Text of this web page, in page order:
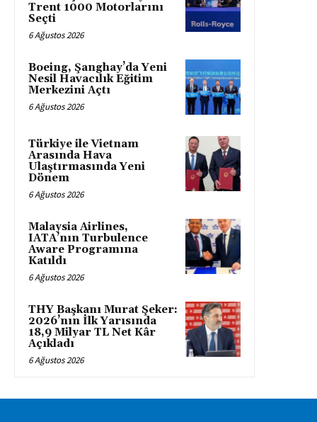
Trent 1000 Motorlarını
Seçti
6 Ağustos 2026
Boeing, Şanghay’da Yeni
Nesil Havacılık Eğitim
Merkezini Açtı
6 Ağustos 2026
Türkiye ile Vietnam
Arasında Hava
Ulaştırmasında Yeni
Dönem
6 Ağustos 2026
Malaysia Airlines,
IATA’nın Turbulence
Aware Programına
Katıldı
6 Ağustos 2026
THY Başkanı Murat Şeker:
2026’nın İlk Yarısında
18,9 Milyar TL Net Kâr
Açıkladı
6 Ağustos 2026